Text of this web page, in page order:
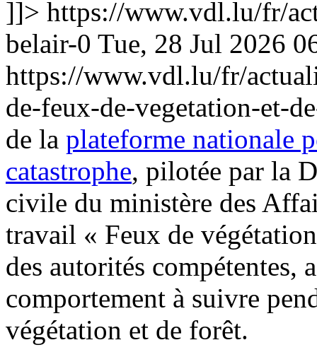
]]> https://www.vdl.lu/fr/
belair-0 Tue, 28 Jul 2026
https://www.vdl.lu/fr/
de-feux-de-vegetation-et-
de la plateforme nationale
catastrophe, pilotée par la
civile du ministère des
travail « Feux de
des autorités compétentes,
comportement à suivre
végétation et de forêt.